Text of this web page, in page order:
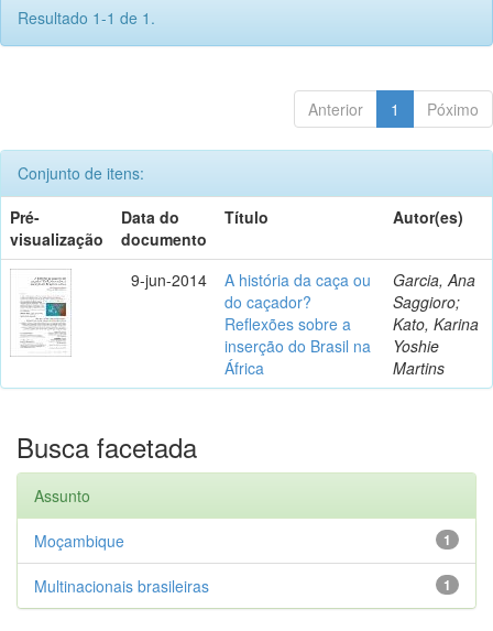
Resultado 1-1 de 1.
Anterior 1 Póximo
Conjunto de itens:
Pré-
visualização
Data do
documento
Título Autor(es)
9-jun-2014
A história da caça ou
do caçador?
Reflexões sobre a
inserção do Brasil na
África
Garcia, Ana
Saggioro;
Kato, Karina
Yoshie
Martins
Busca facetada
Assunto
1
Moçambique
1
Multinacionais brasileiras